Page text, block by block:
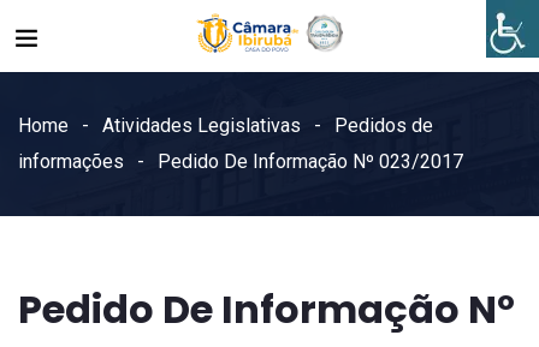
Home Atividades Legislativas
Pedidos de
informações
Pedido De Informação Nº 023/2017
Pedido De Informação Nº